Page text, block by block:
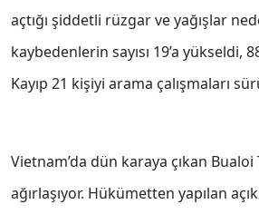
açtığı şiddetli rüzgar ve yağışlar
kaybedenlerin sayısı 19’a yükseldi,
Kayıp 21 kişiyi arama çalışmaları
Vietnam’da dün karaya çıkan
ağırlaşıyor. Hükümetten yapılan